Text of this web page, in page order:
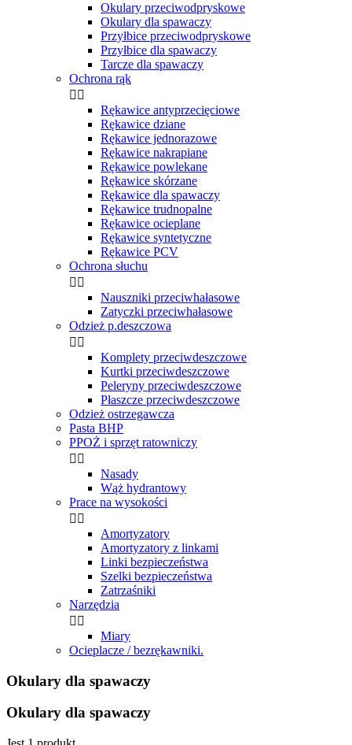
Okulary przeciwodpryskowe
Okulary dla spawaczy
Przyłbice przeciwodpryskowe
Przyłbice dla spawaczy
Tarcze dla spawaczy
Ochrona rąk
 
Rękawice antyprzecięciowe
Rękawice dziane
Rękawice jednorazowe
Rękawice nakrapiane
Rękawice powlekane
Rękawice skórzane
Rękawice dla spawaczy
Rękawice trudnopalne
Rękawice ocieplane
Rękawice syntetyczne
Rękawice PCV
Ochrona słuchu
 
Nauszniki przeciwhałasowe
Zatyczki przeciwhałasowe
Odzież p.deszczowa
 
Komplety przeciwdeszczowe
Kurtki przeciwdeszczowe
Peleryny przeciwdeszczowe
Płaszcze przeciwdeszczowe
Odzież ostrzegawcza
Pasta BHP
PPOŻ i sprzęt ratowniczy
 
Nasady
Wąż hydrantowy
Prace na wysokości
 
Amortyzatory
Amortyzatory z linkami
Linki bezpieczeństwa
Szelki bezpieczeństwa
Zatrzaśniki
Narzędzia
 
Miary
Ocieplacze / bezrękawniki.
Okulary dla spawaczy
Okulary dla spawaczy